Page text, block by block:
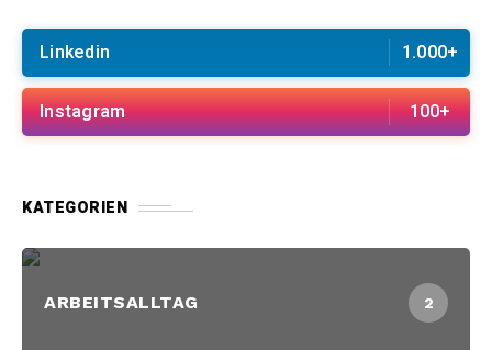
Linkedin 1.000+
Instagram 100+
KATEGORIEN
ARBEITSALLTAG 2